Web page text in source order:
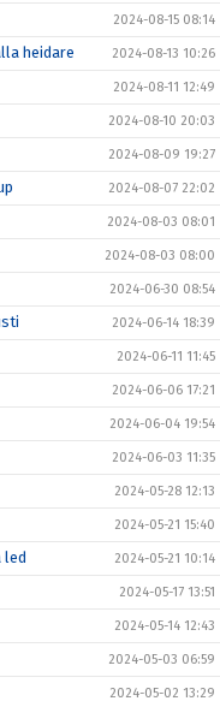
2024-08-15 08:14
heidare 2024-08-13 10:26
2024-08-11 12:49
2024-08-10 20:03
2024-08-09 19:27
2024-08-07 22:02
2024-08-03 08:01
2024-08-03 08:00
2024-06-30 08:54
2024-06-14 18:39
2024-06-11 11:45
2024-06-06 17:21
2024-06-04 19:54
2024-06-03 11:35
2024-05-28 12:13
2024-05-21 15:40
led 2024-05-21 10:14
2024-05-17 13:51
2024-05-14 12:43
2024-05-03 06:59
2024-05-02 13:29